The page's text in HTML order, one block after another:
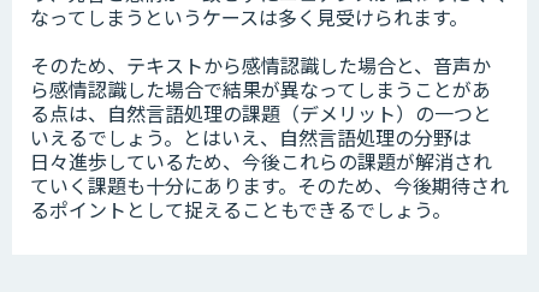
なってしまうというケースは多く見受けられます。
そのため、テキストから感情認識した場合と、音声か
ら感情認識した場合で結果が異なってしまうことがあ
る点は、自然言語処理の課題（デメリット）の一つと
いえるでしょう。とはいえ、自然言語処理の分野は
日々進歩しているため、今後これらの課題が解消され
ていく課題も十分にあります。そのため、今後期待され
るポイントとして捉えることもできるでしょう。